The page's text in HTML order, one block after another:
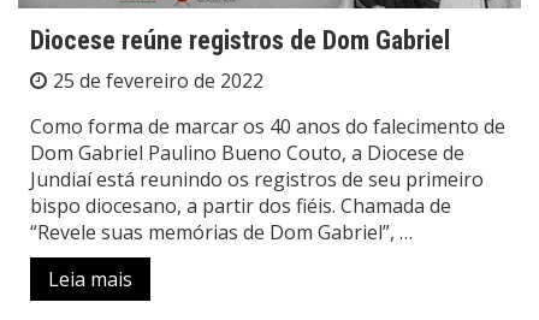
Diocese reúne registros de Dom Gabriel
25 de fevereiro de 2022
Como forma de marcar os 40 anos do falecimento de
Dom Gabriel Paulino Bueno Couto, a Diocese de
Jundiaí está reunindo os registros de seu primeiro
bispo diocesano, a partir dos fiéis. Chamada de
“Revele suas memórias de Dom Gabriel”, …
Leia mais